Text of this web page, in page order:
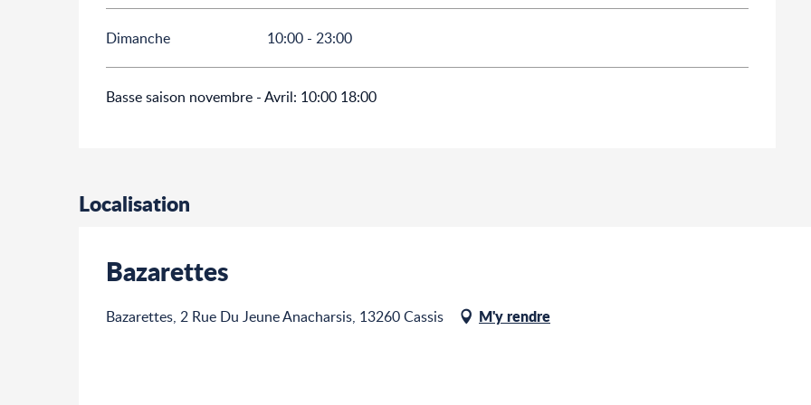
Dimanche 10:00 - 23:00
Basse saison novembre - Avril: 10:00 18:00
Localisation
Bazarettes
Bazarettes, 2 Rue Du Jeune Anacharsis, 13260 Cassis M'y rendre